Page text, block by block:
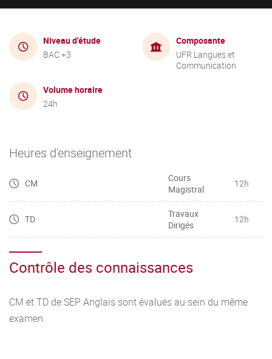
Niveau d'étude
BAC +3
Composante
UFR Langues et
Communication
Volume horaire
24h
Heures d'enseignement
CM
Cours
Magistral
12h
TD
Travaux
Dirigés
12h
Contrôle des connaissances
CM et TD de SEP Anglais sont évalués au sein du même
examen.